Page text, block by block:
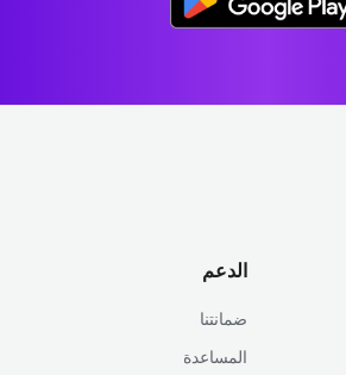
الدعم
ضمانتنا
المساعدة